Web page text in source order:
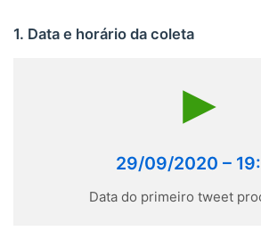
1. Data e horário da coleta
29/09/2020 –
Data do primeiro tweet